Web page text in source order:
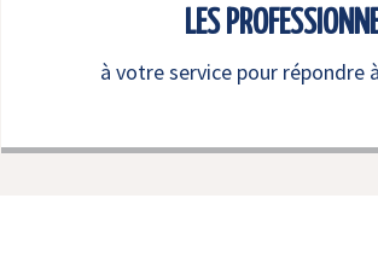
LES
à votre service pour répondre